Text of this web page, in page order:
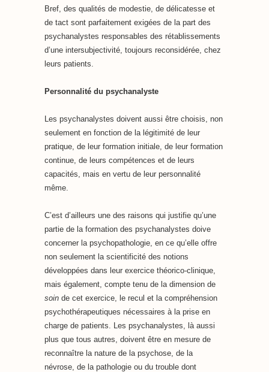
Bref, des qualités de modestie, de délicatesse et
de tact sont parfaitement exigées de la part des
psychanalystes responsables des rétablissements
d’une intersubjectivité, toujours reconsidérée, chez
leurs patients.
Personnalité du psychanalyste
Les psychanalystes doivent aussi être choisis, non
seulement en fonction de la légitimité de leur
pratique, de leur formation initiale, de leur formation
continue, de leurs compétences et de leurs
capacités, mais en vertu de leur personnalité
même.
C’est d’ailleurs une des raisons qui justifie qu’une
partie de la formation des psychanalystes doive
concerner la psychopathologie, en ce qu’elle offre
non seulement la scientificité des notions
développées dans leur exercice théorico-clinique,
mais également, compte tenu de la dimension de
soin de cet exercice, le recul et la compréhension
psychothérapeutiques nécessaires à la prise en
charge de patients. Les psychanalystes, là aussi
plus que tous autres, doivent être en mesure de
reconnaître la nature de la psychose, de la
névrose, de la pathologie ou du trouble dont